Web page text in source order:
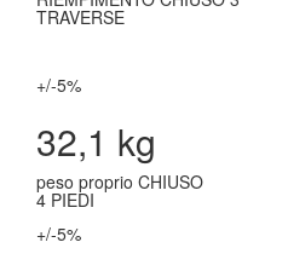
TRAVERSE
+/-5%
32,1 kg
peso proprio CHIUSO
4 PIEDI
+/-5%